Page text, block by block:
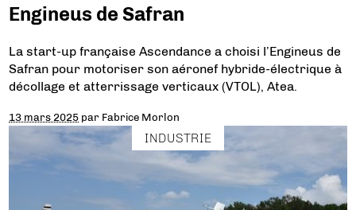
Engineus de Safran
La start-up française Ascendance a choisi l’Engineus de
Safran pour motoriser son aéronef hybride-électrique à
décollage et atterrissage verticaux (VTOL), Atea.
13 mars 2025 par Fabrice Morlon
INDUSTRIE